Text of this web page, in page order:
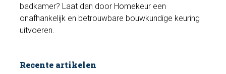
badkamer? Laat dan door Homekeur een
onafhankelijk en betrouwbare bouwkundige keuring
uitvoeren.
Recente artikelen